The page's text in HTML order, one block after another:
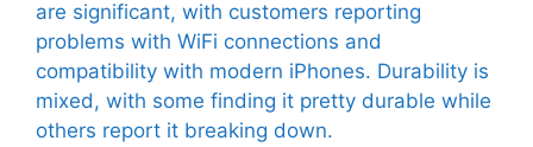
are significant, with customers reporting
problems with WiFi connections and
compatibility with modern iPhones. Durability is
mixed, with some finding it pretty durable while
others report it breaking down.